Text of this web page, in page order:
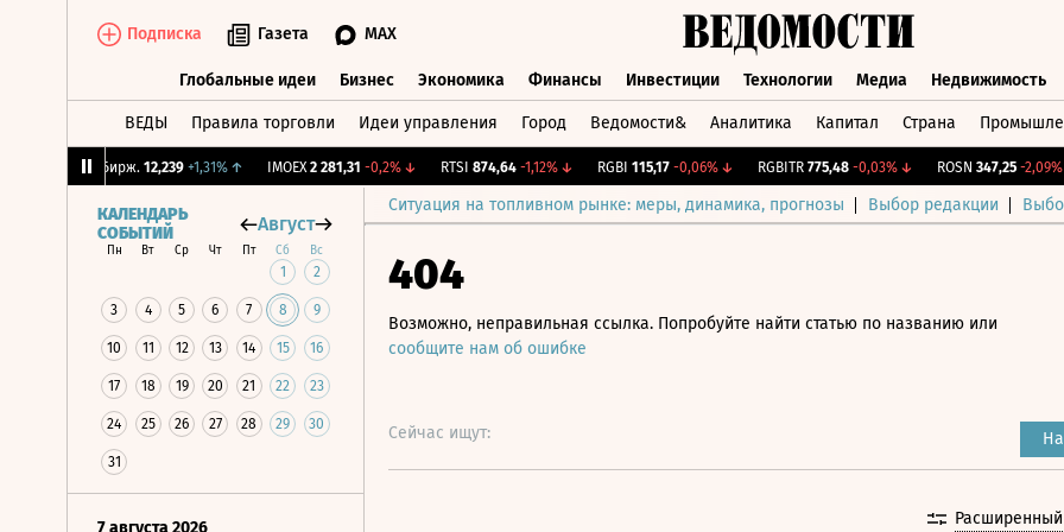
Подписка Газета MAX
Глобальные идеи Бизнес Экономика Финансы Инвестиции Технологии Медиа Недвижимость
ВЕДЫ Правила торговли Идеи управления Город Ведомости& Аналитика Капитал Страна
CNY Бирж. 12,239 +1,31%↑ IMOEX 2 281,31 -0,2%↓ RTSI 874,64 -1,12%↓ RGBI 115,17 -0,06%↓ RGBITR 775,48 -0,03%↓ ROSN 347,25 -2,09%↓
Ситуация на топливном рынке: меры, динамика, прогнозы Выбор редакции
КАЛЕНДАРЬ
СОБЫТИЙ
Август
Пн Вт Ср Чт Пт Сб Вс
1 2
3 4 5 6 7 8 9
10 11 12 13 14 15 16
17 18 19 20 21 22 23
24 25 26 27 28 29 30
31
7 августа 2026
404
Возможно, неправильная ссылка. Попробуйте найти статью по названию или
сообщите нам об ошибке
Сейчас ищут: